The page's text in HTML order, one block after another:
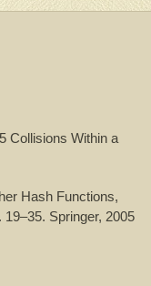
Collisions Within a
Hash Functions,
19–35. Springer, 2005